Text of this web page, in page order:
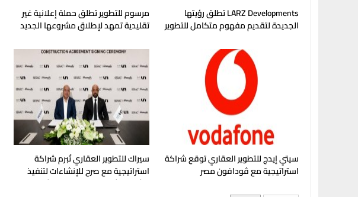
LARZ Developments تطلق رؤيتها
الجديدة لتقديم مفهوم متكامل للتطوير
مرسوم للتطوير تطلق حملة إعلانية غير
تقليدية تمهد لإطلاق مشروعها الجديد
سيتي إيدج للتطوير العقاري توقع شراكة
استراتيجية مع ڤودافون مصر
سيراك للتطوير العقاري تُبرم شراكة
استراتيجية مع صرح للإنشاءات لتنفيذ
مشروع "شماسي" بالساحل الشمالي